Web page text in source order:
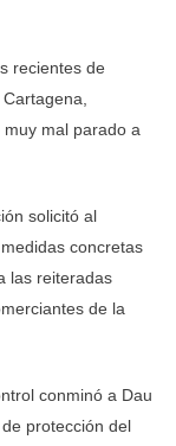
recientes de
muy mal parado a
solicitó al
concretas
las reiteradas
de la
conminó a Dau
protección del